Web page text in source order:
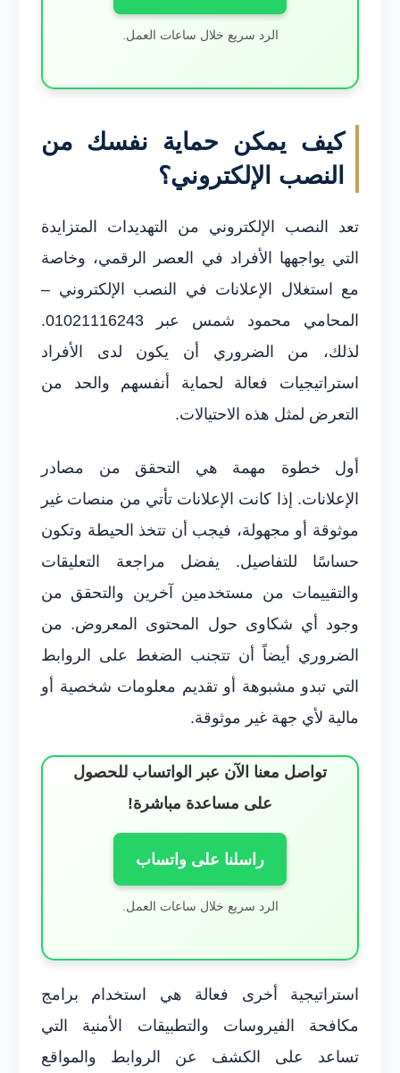
الرد سريع خلال ساعات العمل.
كيف يمكن حماية نفسك من
النصب الإلكتروني؟
تعد النصب الإلكتروني من التهديدات المتزايدة
التي يواجهها الأفراد في العصر الرقمي، وخاصة
مع استغلال الإعلانات في النصب الإلكتروني –
المحامي محمود شمس عبر 01021116243.
لذلك، من الضروري أن يكون لدى الأفراد
استراتيجيات فعالة لحماية أنفسهم والحد من
التعرض لمثل هذه الاحتيالات.
أول خطوة مهمة هي التحقق من مصادر
الإعلانات. إذا كانت الإعلانات تأتي من منصات غير
موثوقة أو مجهولة، فيجب أن تتخذ الحيطة وتكون
حساسًا للتفاصيل. يفضل مراجعة التعليقات
والتقييمات من مستخدمين آخرين والتحقق من
وجود أي شكاوى حول المحتوى المعروض. من
الضروري أيضاً أن تتجنب الضغط على الروابط
التي تبدو مشبوهة أو تقديم معلومات شخصية أو
مالية لأي جهة غير موثوقة.
تواصل معنا الآن عبر الواتساب للحصول
على مساعدة مباشرة!
راسلنا على واتساب
الرد سريع خلال ساعات العمل.
استراتيجية أخرى فعالة هي استخدام برامج
مكافحة الفيروسات والتطبيقات الأمنية التي
تساعد على الكشف عن الروابط والمواقع